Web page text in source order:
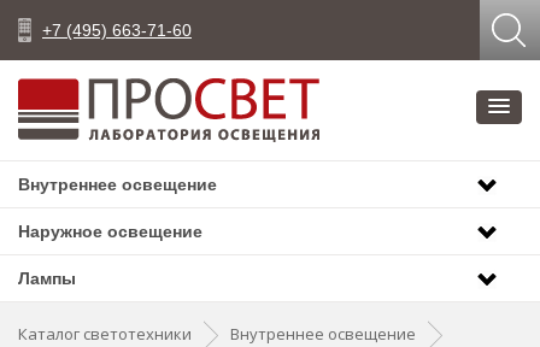
+7 (495) 663-71-60
Внутреннее освещение
Наружное освещение
Лампы
Каталог светотехники
Внутреннее освещение